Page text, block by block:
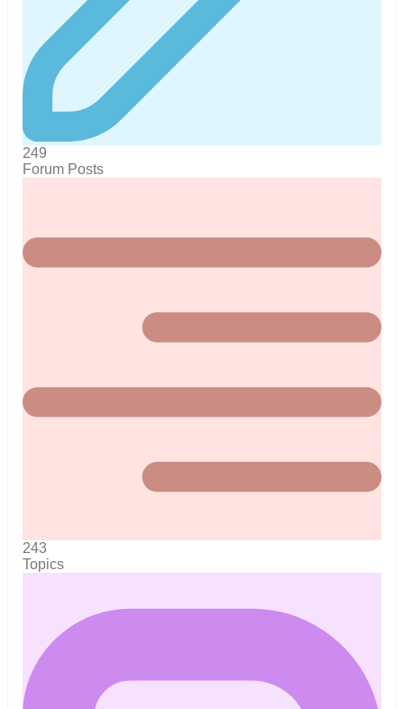
249
Forum Posts
243
Topics